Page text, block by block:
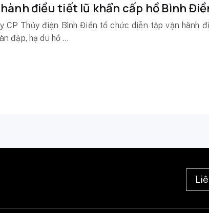
điều tiết lũ khẩn cấp hồ Bình
CP Thủy điện Bình Điền tổ chức diễn tập vận hành
đập, hạ du hồ ...